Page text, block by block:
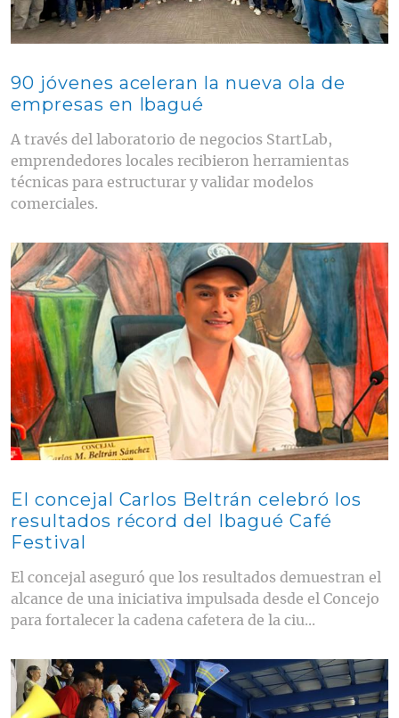
90 jóvenes aceleran la nueva ola de
empresas en Ibagué
A través del laboratorio de negocios StartLab,
emprendedores locales recibieron herramientas
técnicas para estructurar y validar modelos
comerciales.
Contenido multimedia principal
El concejal Carlos Beltrán celebró los
resultados récord del Ibagué Café
Festival
El concejal aseguró que los resultados demuestran el
alcance de una iniciativa impulsada desde el Concejo
para fortalecer la cadena cafetera de la ciu...
Contenido multimedia principal